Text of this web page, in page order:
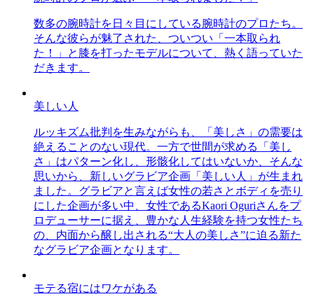
数多の腕時計を日々目にしている腕時計のプロたち。
そんな彼らが魅了された、ついつい「一本取られ
た！」と膝を打ったモデルについて、熱く語っていた
だきます。
美しい人
ルッキズム批判を生みながらも、「美しさ」の需要は
絶えることのない現代。一方で世間が求める「美し
さ」はパターン化し、形骸化してはいないか、そんな
思いから、新しいグラビア企画「美しい人」が生まれ
ました。グラビアと言えば女性の若さとボディを売り
にした企画が多い中、女性であるKaori Oguriさんをプ
ロデューサーに据え、豊かな人生経験を持つ女性たち
の、内面から醸し出される“大人の美しさ”に迫る新た
なグラビア企画となります。
モテる宿にはワケがある